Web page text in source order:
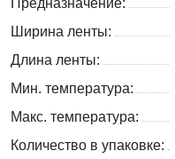
Предназначение:
Ширина ленты:
Длина ленты:
Мин. температура:
Макс. температура:
Количество в упаковке: